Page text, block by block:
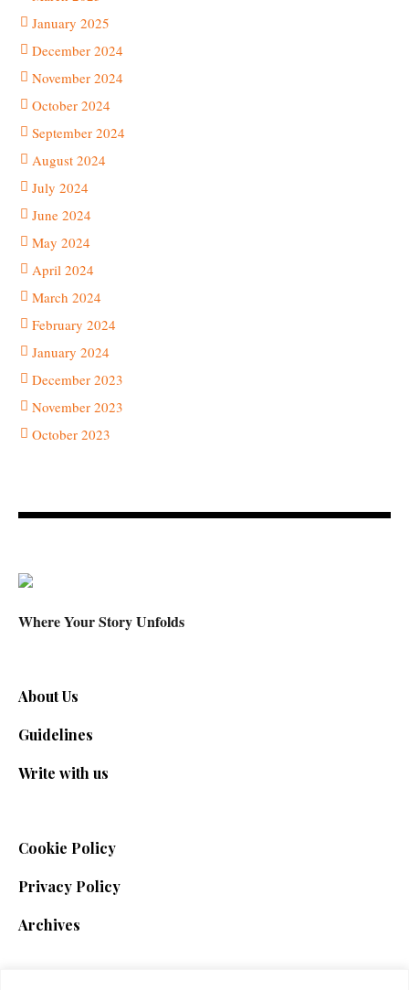
January 2025
December 2024
November 2024
October 2024
September 2024
August 2024
July 2024
June 2024
May 2024
April 2024
March 2024
February 2024
January 2024
December 2023
November 2023
October 2023
Where Your Story Unfolds
About Us
Guidelines
Write with us
Cookie Policy
Privacy Policy
Archives